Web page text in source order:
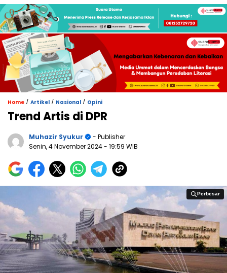
Home / Artikel / Nasional / Opini
Trend Artis di DPR
Muhazir Syukur
- Publisher
Senin, 4 November 2024- 19:59 WIB
Perbesar
Perbesar